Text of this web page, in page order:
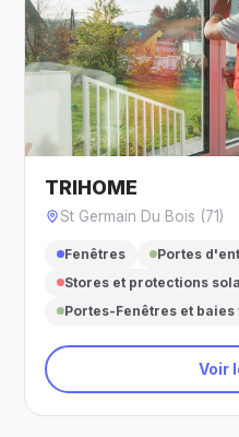
TRIHOME
St Germain Du Bois (71)
Fenêtres
Portes
Stores et protections
Portes-Fenêtres et
Voir